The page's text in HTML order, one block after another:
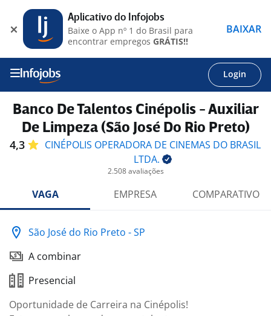
Login
Banco De Talentos Cinépolis - Auxiliar
De Limpeza (São José Do Rio Preto)
4,3
CINÉPOLIS OPERADORA DE CINEMAS DO BRASIL
LTDA.
2.508 avaliações
VAGA EMPRESA COMPARATIVO
São José do Rio Preto - SP
A combinar
Presencial
Oportunidade de Carreira na Cinépolis!
Aplicativo do Infojobs
Baixe o App nº 1 do Brasil para
encontrar empregos GRÁTIS!!
BAIXAR